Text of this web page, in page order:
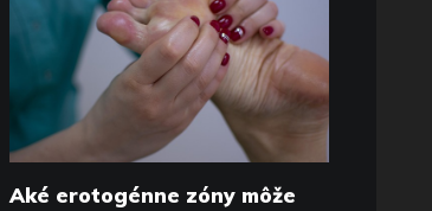
Aké erotogénne zóny môže